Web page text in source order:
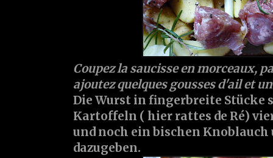
Coupez la saucisse en morceaux,
ajoutez quelques gousses d'ail et
Die Wurst in fingerbreite Stücke
Kartoffeln ( hier rattes de Ré)
und noch ein bischen Knoblauch
dazugeben.